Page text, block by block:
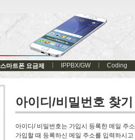
스마트폰 요금제 IPPBX/GW Coding
아이디/비밀번호 찾기
아이디/ 비밀번호는 가입시 등록한 메일 주
가입할 때 등록하신 메일 주소를 입력하시